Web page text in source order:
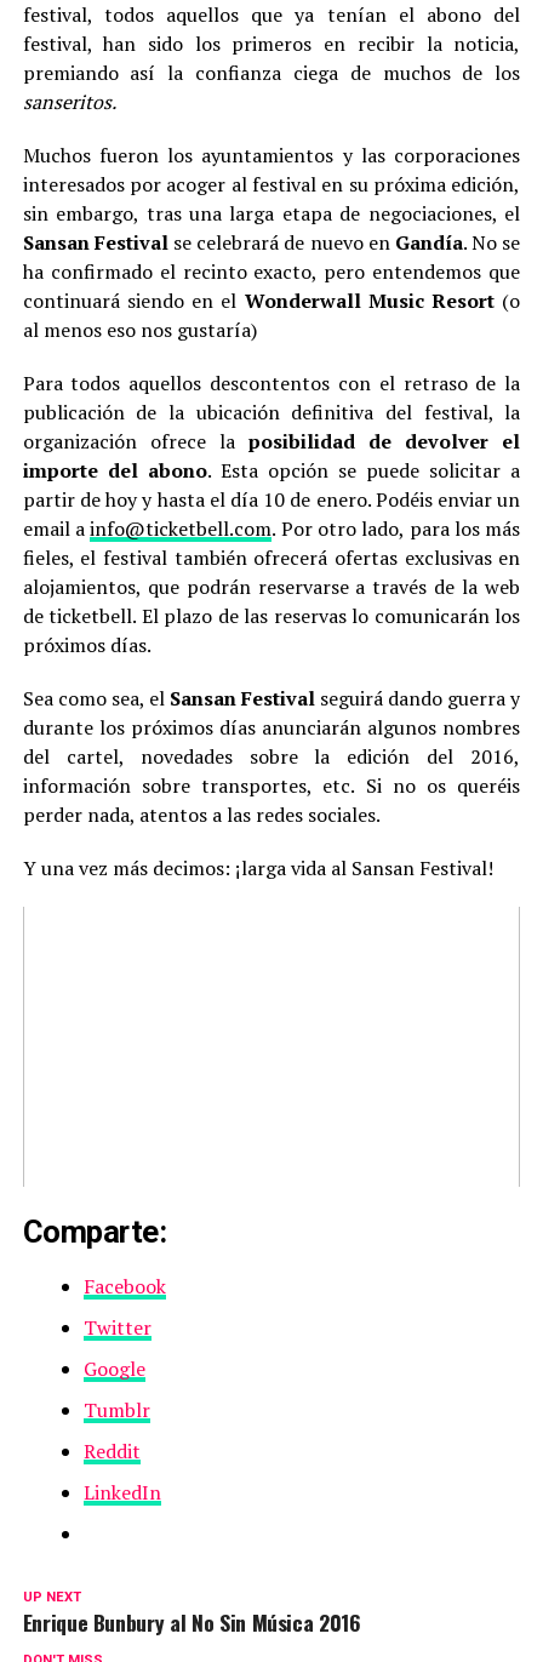
festival, todos aquellos que ya tenían el abono del
festival, han sido los primeros en recibir la noticia,
premiando así la confianza ciega de muchos de los
sanseritos.
Muchos fueron los ayuntamientos y las corporaciones
interesados por acoger al festival en su próxima edición,
sin embargo, tras una larga etapa de negociaciones, el
Sansan Festivalse celebrará de nuevo en Gandía. No se
ha confirmado el recinto exacto, pero entendemos que
continuará siendo en el Wonderwall Music Resort (o
al menos eso nos gustaría)
Para todos aquellos descontentos con el retraso de la
publicación de la ubicación definitiva del festival, la
organización ofrece laposibilidad de devolver el
importe del abono. Esta opción se puede solicitar a
partir de hoy y hasta el día 10 de enero. Podéis enviar un
email ainfo@ticketbell.com. Por otro lado, para los más
fieles, el festival también ofrecerá ofertas exclusivas en
alojamientos, que podrán reservarse a través de la web
de ticketbell. El plazo de las reservas lo comunicarán los
próximos días.
Sea como sea, el Sansan Festival seguirá dando guerra y
durante los próximos días anunciarán algunos nombres
del cartel, novedades sobre la edición del 2016,
información sobre transportes, etc. Si no os queréis
perder nada, atentos a las redes sociales.
Y una vez más decimos: ¡larga vida al Sansan Festival!
Comparte:
Facebook
Twitter
Google
Tumblr
Reddit
LinkedIn
UP NEXT
Enrique Bunbury al No Sin Música 2016